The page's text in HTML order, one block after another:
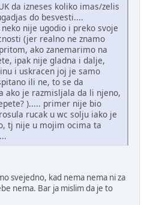
da izneses koliko imas/zelis
do besvesti....
nije ugodio i preko svoje
(jer realno ne znamo
ako zanemarimo na
ipak nije gladna i dalje,
i uskracen joj je samo
ili ne, to se da
ako je razmisljala da li njeno,
)..... primer nije bio
rucak u wc solju iako je
tj nije u mojim ocima ta
svejedno, kad nema nema ni za
nema. Bar ja mislim da je to